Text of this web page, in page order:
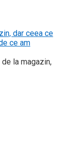
dar ceea ce
ce am
la magazin,